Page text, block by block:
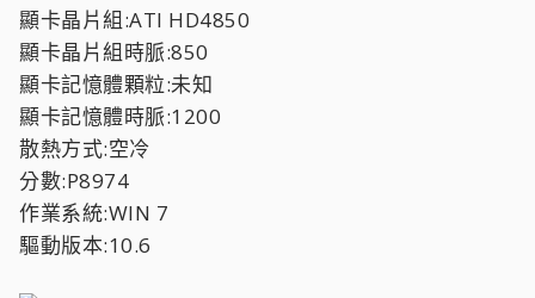
顯卡晶片組:ATI HD4850
顯卡晶片組時脈:850
顯卡記憶體顆粒:未知
顯卡記憶體時脈:1200
散熱方式:空冷
分數:P8974
作業系統:WIN 7
驅動版本:10.6